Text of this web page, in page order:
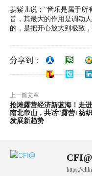
姜紫儿说：“音乐是属于所
音，其最大的作用是调动
的，是把开心放大到极致
分享到：
上一篇文章
抢滩露营经济新蓝海！走
南北帝山，共话“露营+纺
发展新趋势
CFI@
https://